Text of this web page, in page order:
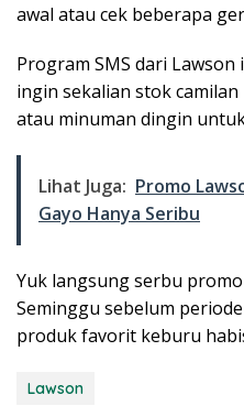
awal atau cek beberapa
Program SMS dari
ingin sekalian stok
atau minuman dingin
Lihat Juga: Promo
Gayo Hanya Seribu
Yuk langsung serbu
Seminggu sebelum
produk favorit keburu
Lawson